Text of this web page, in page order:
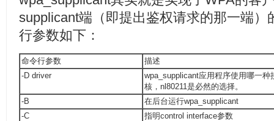
supplicant端（即提出鉴权请求的那一端
行参数如下：
命令行参数
描述
-D driver
wpa_supplicant应用程序使用哪一
核，nl80211是必然的选择。
-B
在后台运行wpa_supplicant
-C
指明control interface参数